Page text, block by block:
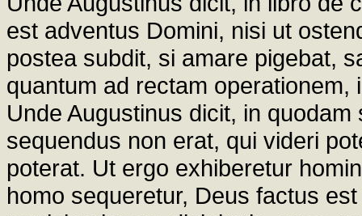
est adventus Domini, nisi ut
postea subdit, si amare pigebat,
quantum ad rectam
Unde Augustinus dicit, in
sequendus non erat, qui videri
poterat. Ut ergo exhiberetur
homo sequeretur, Deus factus